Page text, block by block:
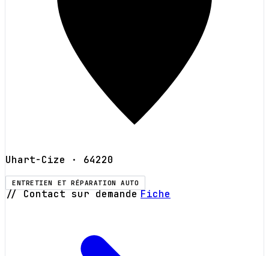
Uhart-Cize · 64220
ENTRETIEN ET RÉPARATION AUTO
// Contact sur demande Fiche